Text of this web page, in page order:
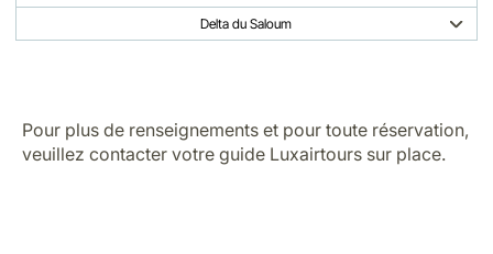
Delta du Saloum
Pour plus de renseignements et pour toute réservation,
veuillez contacter votre guide Luxairtours sur place.